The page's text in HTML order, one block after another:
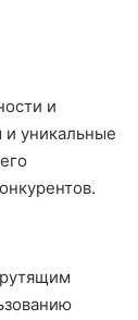
и
уникальные